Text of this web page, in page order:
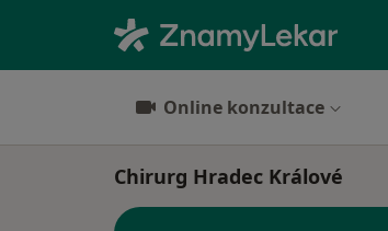
Online konzultace
Chirurg Hradec Králové